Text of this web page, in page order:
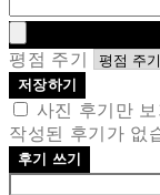
평점 주기
저장하기
사진 후기만 보
작성된 후기가 없
후기 쓰기